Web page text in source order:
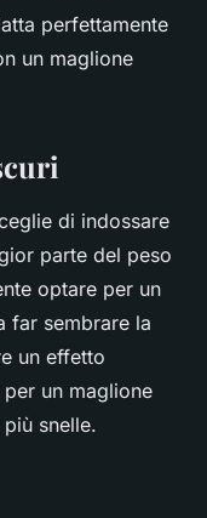
perfettamente
un maglione
di indossare
parte del peso
optare per un
far sembrare la
un effetto
un maglione
snelle.